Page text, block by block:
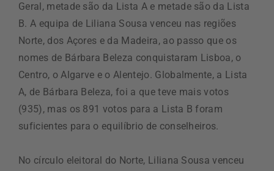
Geral, metade são da Lista A e metade são da Lista
B. A equipa de Liliana Sousa venceu nas regiões
Norte, dos Açores e da Madeira, ao passo que os
nomes de Bárbara Beleza conquistaram Lisboa, o
Centro, o Algarve e o Alentejo. Globalmente, a Lista
A, de Bárbara Beleza, foi a que teve mais votos
(935), mas os 891 votos para a Lista B foram
suficientes para o equilíbrio de conselheiros.
No círculo eleitoral do Norte, Liliana Sousa venceu